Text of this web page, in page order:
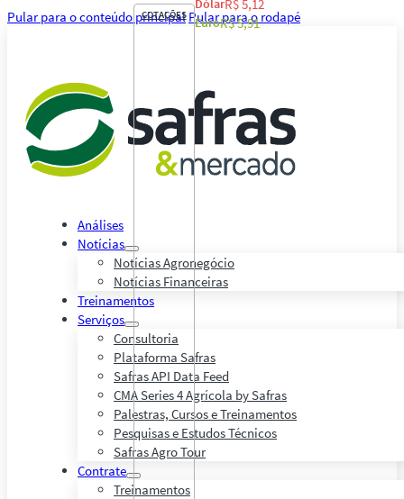
Pular para o conteúdo principal Pular para o rodapé
Análises
Notícias
Notícias Agronegócio
Notícias Financeiras
Treinamentos
Serviços
Consultoria
Plataforma Safras
Safras API Data Feed
CMA Series 4 Agrícola by Safras
Palestras, Cursos e Treinamentos
Pesquisas e Estudos Técnicos
Safras Agro Tour
Contrate
Treinamentos
COTAÇÕES
DólarR$ 5,12
EuroR$ 5,91